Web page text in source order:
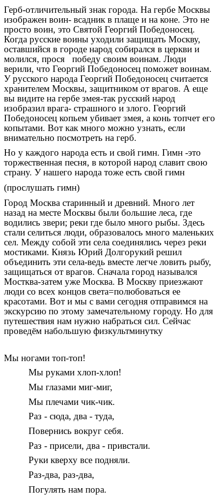
Герб-отличительный знак города. На гербе Москвы
изображен воин- всадник в плаще и на коне. Это не
просто воин, это Святой Георгий Победоносец.
Когда русские воины уходили защищать Москву,
оставшийся в городе народ собирался в церкви и
молился, прося победу своим воинам. Люди
верили, что Георгий Победоносец поможет воинам.
У русского народа Георгий Победоносец считается
хранителем Москвы, защитником от врагов. А еще
вы видите на гербе змея-так русский народ
изобразил врага- страшного и злого. Георгий
Победоносец копьем убивает змея, а конь топчет его
копытами. Вот как много можно узнать, если
внимательно посмотреть на герб.
Но у каждого народа есть и свой гимн. Гимн -это
торжественная песня, в которой народ славит свою
страну. У нашего народа тоже есть свой гимн
(прослушать гимн)
Город Москва старинный и древний. Много лет
назад на месте Москвы были большие леса, где
водились звери; реки где было много рыбы. Здесь
стали селиться люди, образовалось много маленьких
сел. Между собой эти села соединялись через реки
мостиками. Князь Юрий Долгорукий решил
объединить эти села-ведь вместе легче ловить рыбу,
защищаться от врагов. Сначала город назывался
Мостква-затем уже Москва. В Москву приезжают
люди со всех концов света=полюбоваться ее
красотами. Вот и мы с вами сегодня отправимся на
экскурсию по этому замечательному городу. Но для
путешествия нам нужно набраться сил. Сейчас
проведём набольшую физкультминутку
Мы ногами топ-топ!
Мы руками хлоп-хлоп!
Мы глазами миг-миг,
Мы плечами чик-чик.
Раз - сюда, два - туда,
Повернись вокруг себя.
Раз - присели, два - привстали.
Руки кверху все подняли.
Раз-два, раз-два,
Погулять нам пора.